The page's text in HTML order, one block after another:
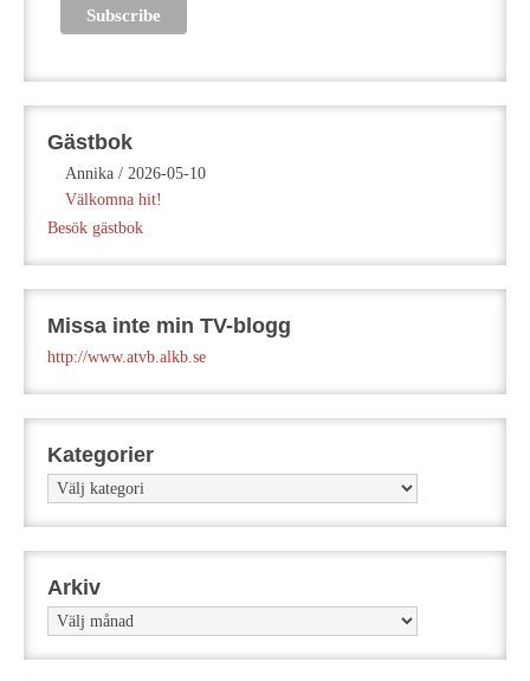
Gästbok
Annika / 2026-05-10
Välkomna hit!
Besök gästbok
Missa inte min TV-blogg
http://www.atvb.alkb.se
Kategorier
Kategorier
Arkiv
Arkiv